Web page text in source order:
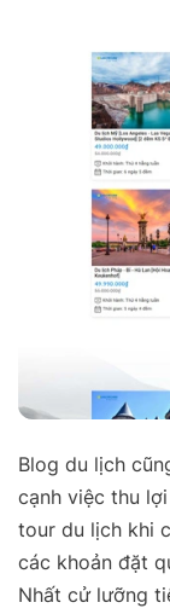
Blog du lịch
cạnh việc thu
tour du lịch khi
các khoản đặt
Nhất cử lưỡng